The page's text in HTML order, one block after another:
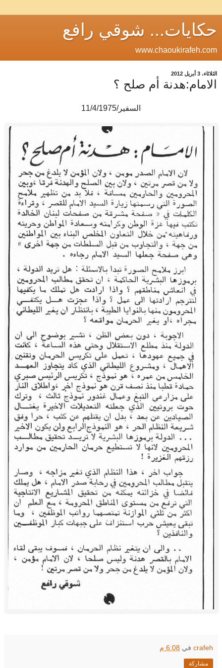
حكايات... شوقي رافع
www.chaoukirafeh.com
الثلاثاء، 3 أبريل 2012
الامام:هدنة أم صلح ؟
السفير/11/4/1975
crafeh في 6:08 م
مشاركة